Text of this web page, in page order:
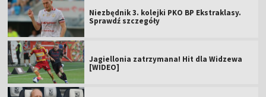
Niezbędnik 3. kolejki PKO BP Ekstraklasy.
Sprawdź szczegóły
Jagiellonia zatrzymana! Hit dla Widzewa
[WIDEO]